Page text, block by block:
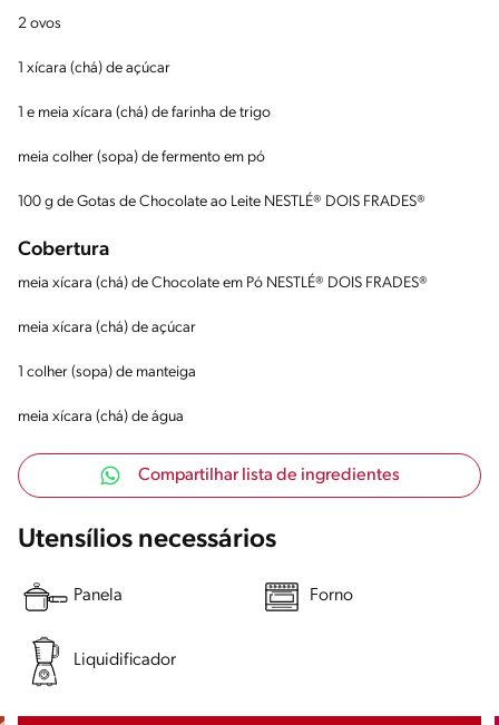
2 ovos
1 xícara (chá) de açúcar
1 e meia xícara (chá) de farinha de trigo
meia colher (sopa) de fermento em pó
100 g de Gotas de Chocolate ao Leite NESTLÉ® DOIS FRADES®
Cobertura
meia xícara (chá) de Chocolate em Pó NESTLÉ® DOIS FRADES®
meia xícara (chá) de açúcar
1 colher (sopa) de manteiga
meia xícara (chá) de água
Compartilhar lista de ingredientes
Utensílios necessários
Panela Forno
Liquidificador